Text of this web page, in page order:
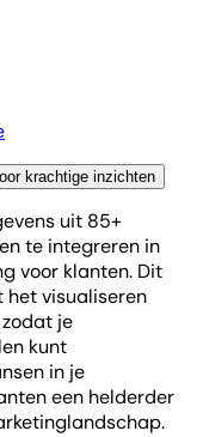
krachtige inzichten
uit 85+
te integreren in
voor klanten. Dit
visualiseren
je
kunt
in je
een helderder